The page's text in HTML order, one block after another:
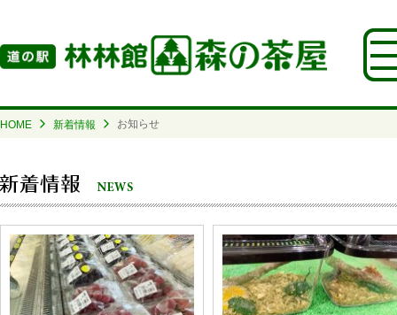
HOME 新着情報 お知らせ